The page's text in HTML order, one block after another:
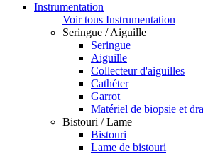
Instrumentation
Voir tous Instrumentation
Seringue / Aiguille
Seringue
Aiguille
Collecteur d'aiguilles
Cathéter
Garrot
Matériel de biopsie et
Bistouri / Lame
Bistouri
Lame de bistouri